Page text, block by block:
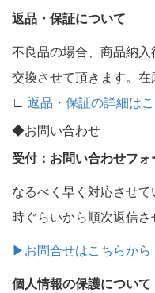
返品・保証について
不良品の場合、商品納
交換させて頂きます。在
∟ 返品・保証の詳細は
◆お問い合わせ
受付：お問い合わせフ
なるべく早く対応させ
時ぐらいから順次返信さ
▶お問合せはこちらから
個人情報の保護について